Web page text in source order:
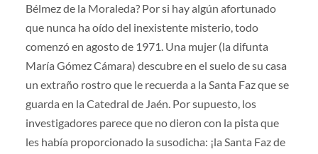
Bélmez de la Moraleda? Por si hay algún afortunado
que nunca ha oído del inexistente misterio, todo
comenzó en agosto de 1971. Una mujer (la difunta
María Gómez Cámara) descubre en el suelo de su casa
un extraño rostro que le recuerda a la Santa Faz que se
guarda en la Catedral de Jaén. Por supuesto, los
investigadores parece que no dieron con la pista que
les había proporcionado la susodicha: ¡la Santa Faz de